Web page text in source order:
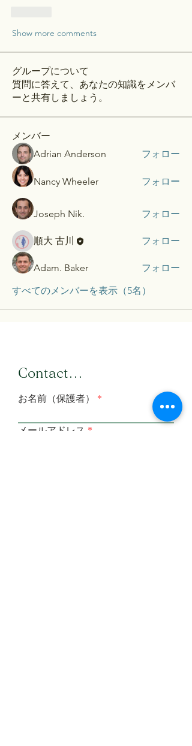
Show more comments
グループについて
質問に答えて、あなたの知識をメンバ
ーと共有しましょう。
メンバー
Adrian Anderson
フォロー
Nancy Wheeler フォロー
Joseph Nik. フォロー
順大 古川 フォロー
Adam. Baker
フォロー
すべてのメンバーを表示（5名）
​Contact...
お名前（保護者）
メールアドレス